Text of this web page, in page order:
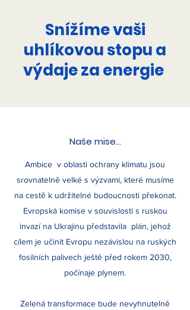
Snížíme vaši
uhlíkovou stopu a
výdaje za energie
Naše mise...
Ambice v oblasti ochrany klimatu jsou
srovnatelně velké s výzvami, které musíme
na cestě k udržitelné budoucnosti překonat.
Evropská komise v souvislosti s ruskou
invazí na Ukrajinu představila plán, jehož
cílem je učinit Evropu nezávislou na ruských
fosilních palivech ještě před rokem 2030,
počínaje plynem.
Zelená transformace bude nevyhnutelně